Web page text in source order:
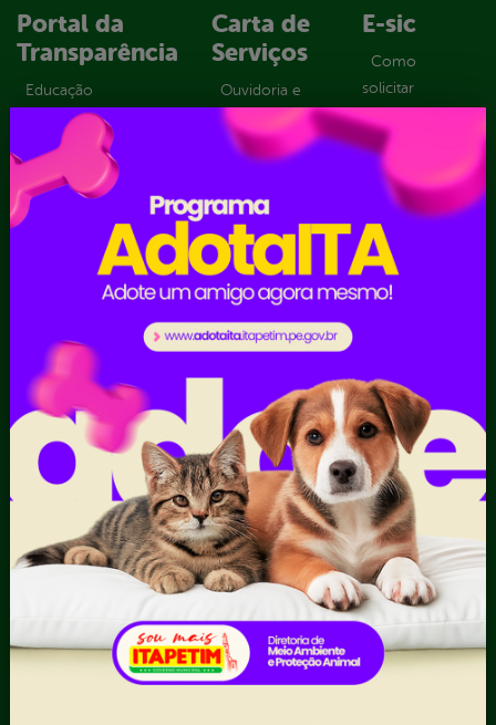
Portal da
Transparência
Educação
Atos normativos
Convênios e
Transferências
Dados Abertos
Estrutura
Organizacional
Inicio
LGPD e Governo
Digital
Licitações e
Obras Públicas
Planejamento e
Prestação de Contas
Recursos Humanos
Carta de
Serviços
Ouvidoria e
Serviço de
Informação
E-sic
Como
solicitar
Solicitação
Decretos
Estatísticas
Formulários
Sic Físico
Solicitar
Recurso